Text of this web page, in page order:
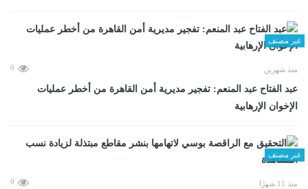
غير مصنف
منذ شهرين 0
عبد الفتاح عبد المنعم: تفجير مديرية أمن القاهرة من أخطر عمليات
الإخوان الإرهابية
غير مصنف
منذ 11 شهرًا 0